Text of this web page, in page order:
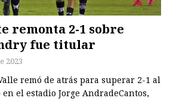
remonta 2-1 sobre
fue titular
2023
remó de atrás para superar 2-1 al
el estadio Jorge AndradeCantos,